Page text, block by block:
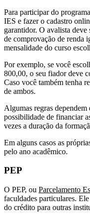
Para participar do
IES e fazer o cadastro
garantidor. O avalista
de comprovação de renda
mensalidade do curso
Por exemplo, se você
800,00, o seu fiador deve
Caso você também tenha
de ambos.
Algumas regras
possibilidade de financiar
vezes a duração da
Em alguns casos as
pelo ano acadêmico.
PEP
O PEP, ou Parcelamento
faculdades particulares.
do crédito para outras